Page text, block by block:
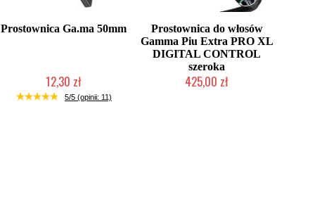
Prostownica Ga.ma 50mm
12,30 zł
Produkt wycofany
5/5 (opinii: 11)
Prostownica do włosów
Gamma Piu Extra PRO XL
DIGITAL CONTROL
szeroka
425,00 zł